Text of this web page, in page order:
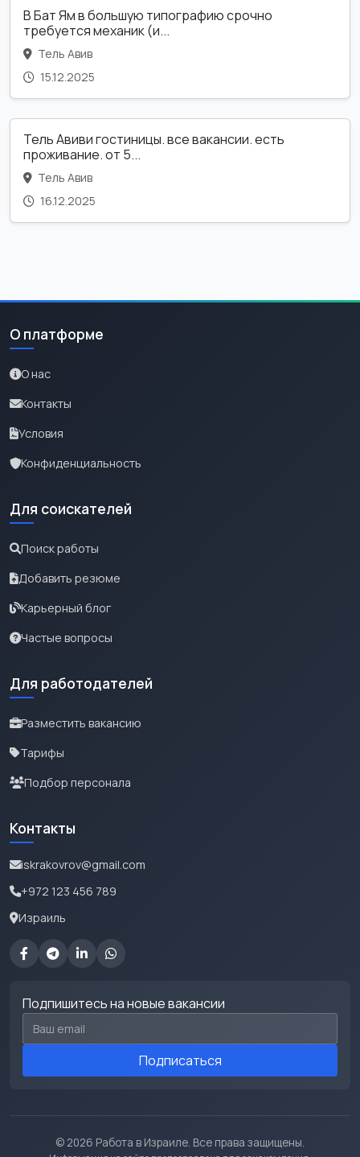
В Бат Ям в большую типографию срочно
требуется механик (и...
Тель Авив
15.12.2025
Тель Авиви гостиницы. все вакансии. есть
проживание. от 5...
Тель Авив
16.12.2025
О платформе
О нас
Контакты
Условия
Конфиденциальность
Для соискателей
Поиск работы
Добавить резюме
Карьерный блог
Частые вопросы
Для работодателей
Разместить вакансию
Тарифы
Подбор персонала
Контакты
iskrakovrov@gmail.com
+972 123 456 789
Израиль
Подпишитесь на новые вакансии
Email для подписки
Подписаться
© 2026 Работа в Израиле. Все права защищены.